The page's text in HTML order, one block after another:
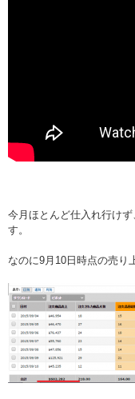
今月ほとんど仕入れ行け
す。
なのに9月10日時点の売り